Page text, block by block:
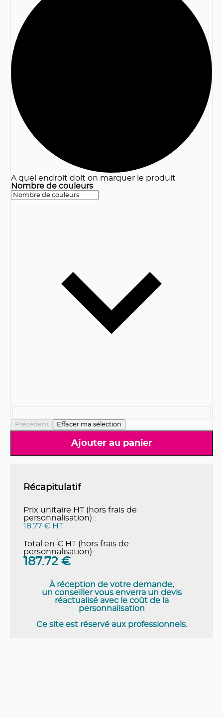
A quel endroit doit on marquer le produit
Nombre de couleurs
Précédent Effacer ma sélection
Ajouter au panier
Récapitulatif
Prix unitaire HT (hors frais de
personnalisation) :
18.77 € HT
Total en € HT (hors frais de
personnalisation) :
187.72 €
À réception de votre demande,
un conseiller vous enverra un devis
réactualisé avec le coût de la
personnalisation
Ce site est réservé aux professionnels.